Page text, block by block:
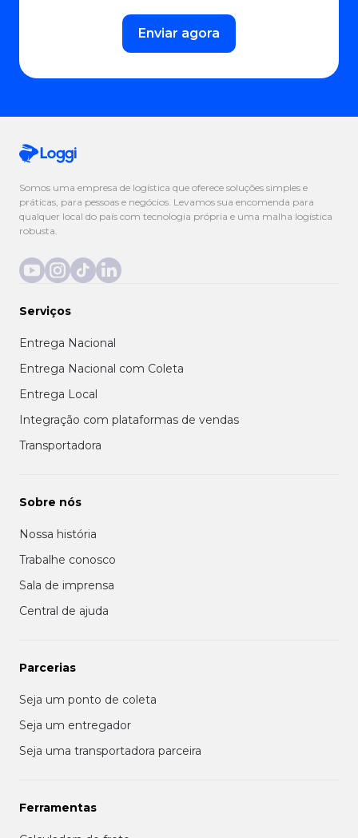
Enviar agora
Somos uma empresa de logística que oferece soluções simples e
práticas, para pessoas e negócios. Levamos sua encomenda para
qualquer local do país com tecnologia própria e uma malha logística
robusta.
Serviços
Entrega Nacional
Entrega Nacional com Coleta
Entrega Local
Integração com plataformas de vendas
Transportadora
Sobre nós
Nossa história
Trabalhe conosco
Sala de imprensa
Central de ajuda
Parcerias
Seja um ponto de coleta
Seja um entregador
Seja uma transportadora parceira
Ferramentas